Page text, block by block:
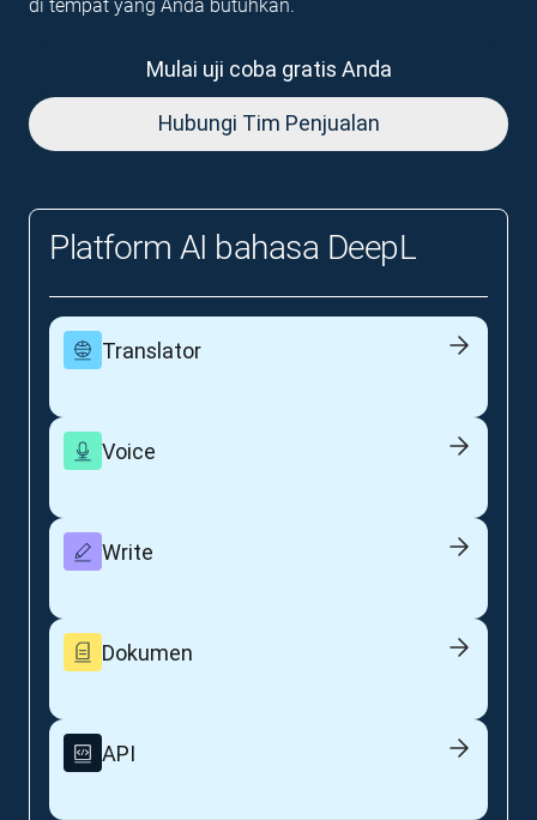
di tempat yang Anda butuhkan.
Mulai uji coba gratis Anda
Hubungi Tim Penjualan
Platform AI bahasa DeepL
Translator
Voice
Write
Dokumen
API